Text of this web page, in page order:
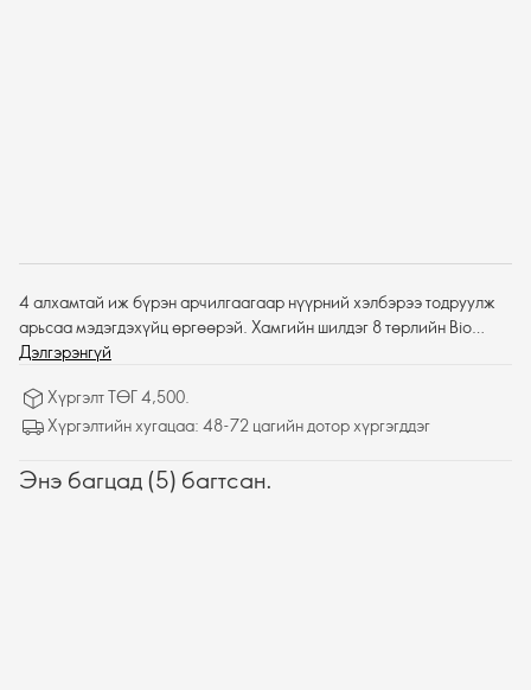
4 алхамтай иж бүрэн арчилгаагаар нүүрний хэлбэрээ тодруулж
арьсаа мэдэгдэхүйц өргөөрэй. Хамгийн шилдэг 8 төрлийн Bio
Activating технологи агуулсан Novage+ Lift + Firm лифтинг-иж
арьсыг чангалах дээд зэргийн нөлөөг үзүүлж жижиг, гүн үрчлээ,
өнгөө алдах зэрэг хөгшрөлтийн шинж тэмдгүүдийг багасгана.
өргөгдсөн болно - ердөө 2 долоо хоногт мэдэгдэхгүй үр дүнтэй.
Дэлгэрэнгүй
Хүргэлт ТӨГ 4,500.
Хүргэлтийн хугацаа: 48-72 цагийн дотор хүргэгддэг
Энэ багцад (5) багтсан.